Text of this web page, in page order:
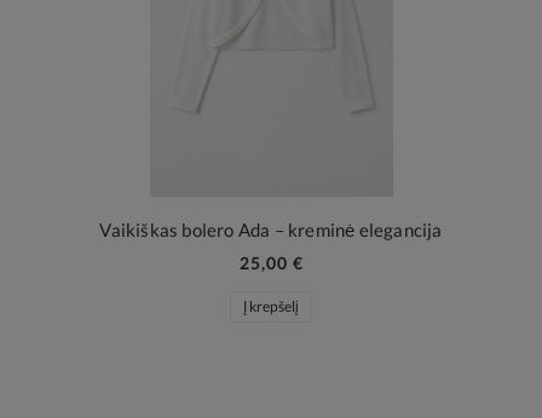
Vaikiškas bolero Ada – kreminė elegancija
25,00 €
Į krepšelį